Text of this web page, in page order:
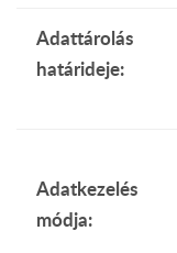
Adattárolás
határideje:
Adatkezelés
módja: